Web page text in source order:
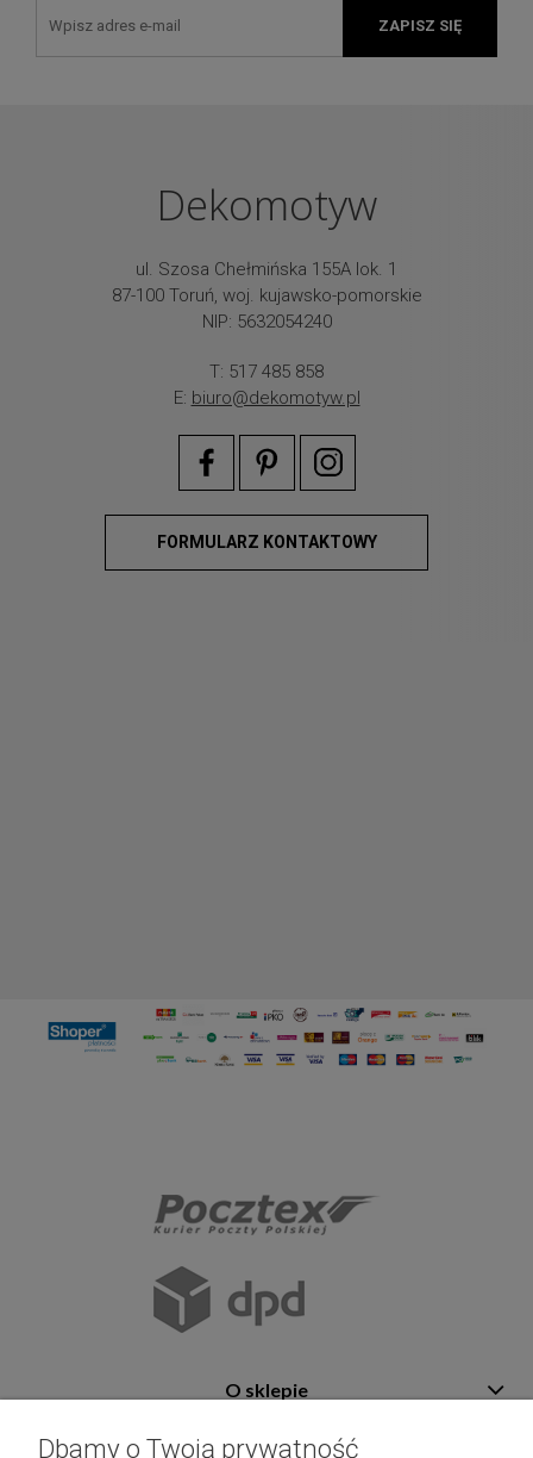
ZAPISZ SIĘ
Dekomotyw
ul. Szosa Chełmińska 155A lok. 1
87-100 Toruń, woj. kujawsko-pomorskie
NIP: 5632054240
T: 517 485 858
E: biuro@dekomotyw.pl
FORMULARZ KONTAKTOWY
O sklepie
Dbamy o Twoją prywatność